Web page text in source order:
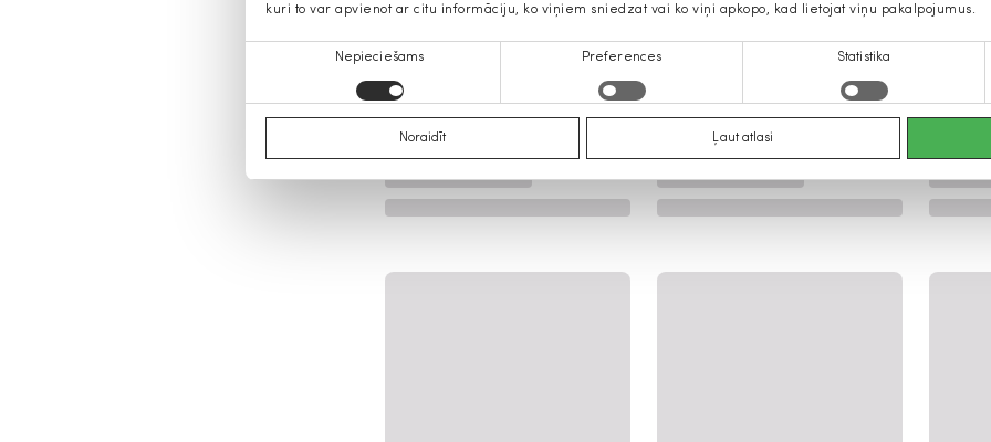
kuri to var apvienot ar citu informāciju, ko viņiem sniedzat vai ko viņi apkopo, kad lietojat viņu pakalpojumus.
Nepieciešams Preferences Statistika
Noraidīt Ļaut atlasi